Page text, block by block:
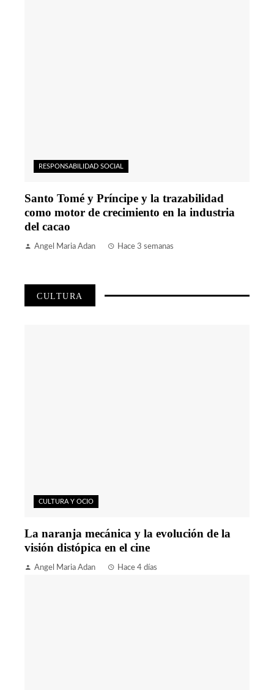
RESPONSABILIDAD SOCIAL
Santo Tomé y Príncipe y la trazabilidad
como motor de crecimiento en la industria
del cacao
Angel Maria Adan Hace 3 semanas
CULTURA
CULTURA Y OCIO
La naranja mecánica y la evolución de la
visión distópica en el cine
Angel Maria Adan Hace 4 días